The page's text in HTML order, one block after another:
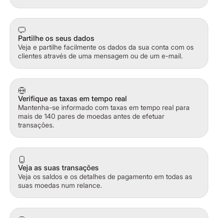
Partilhe os seus dados
Veja e partilhe facilmente os dados da sua conta com os
clientes através de uma mensagem ou de um e-mail.
Verifique as taxas em tempo real
Mantenha-se informado com taxas em tempo real para
mais de 140 pares de moedas antes de efetuar
transações.
Veja as suas transações
Veja os saldos e os detalhes de pagamento em todas as
suas moedas num relance.